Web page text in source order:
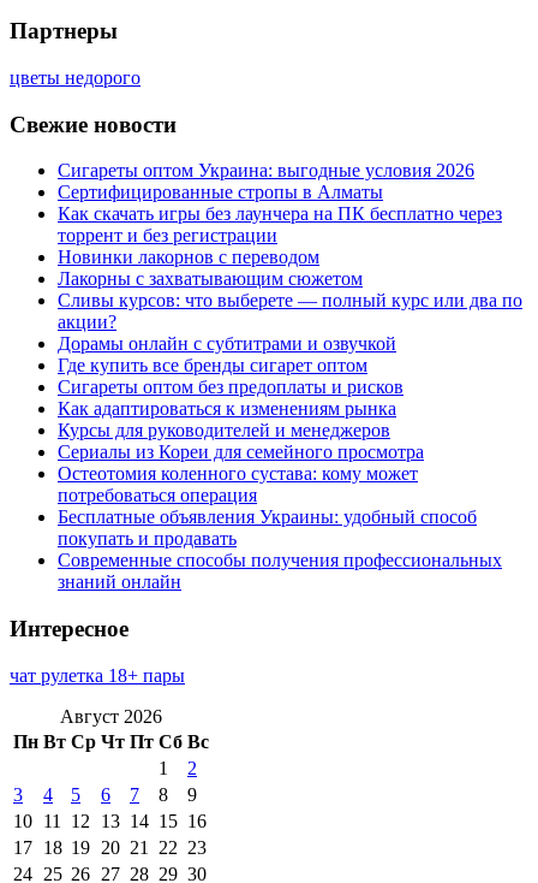
Партнеры
цветы недорого
Свежие новости
Сигареты оптом Украина: выгодные условия 2026
Сертифицированные стропы в Алматы
Как скачать игры без лаунчера на ПК бесплатно через
торрент и без регистрации
Новинки лакорнов с переводом
Лакорны с захватывающим сюжетом
Сливы курсов: что выберете — полный курс или два по
акции?
Дорамы онлайн с субтитрами и озвучкой
Где купить все бренды сигарет оптом
Сигареты оптом без предоплаты и рисков
Как адаптироваться к изменениям рынка
Курсы для руководителей и менеджеров
Сериалы из Кореи для семейного просмотра
Остеотомия коленного сустава: кому может
потребоваться операция
Бесплатные объявления Украины: удобный способ
покупать и продавать
Современные способы получения профессиональных
знаний онлайн
Интересное
чат рулетка 18+ пары
Август 2026
Пн Вт Ср Чт Пт Сб Вс
1
2
3
4 5 6 7 8
9
10 11 12 13 14 15 16
17 18 19 20 21 22 23
24 25 26 27 28 29 30